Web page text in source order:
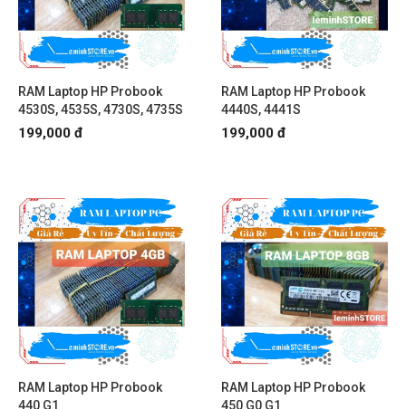
RAM Laptop HP Probook
4530S, 4535S, 4730S, 4735S
199,000 đ
RAM Laptop HP Probook
4440S, 4441S
199,000 đ
RAM Laptop HP Probook
440 G1
RAM Laptop HP Probook
450 G0 G1